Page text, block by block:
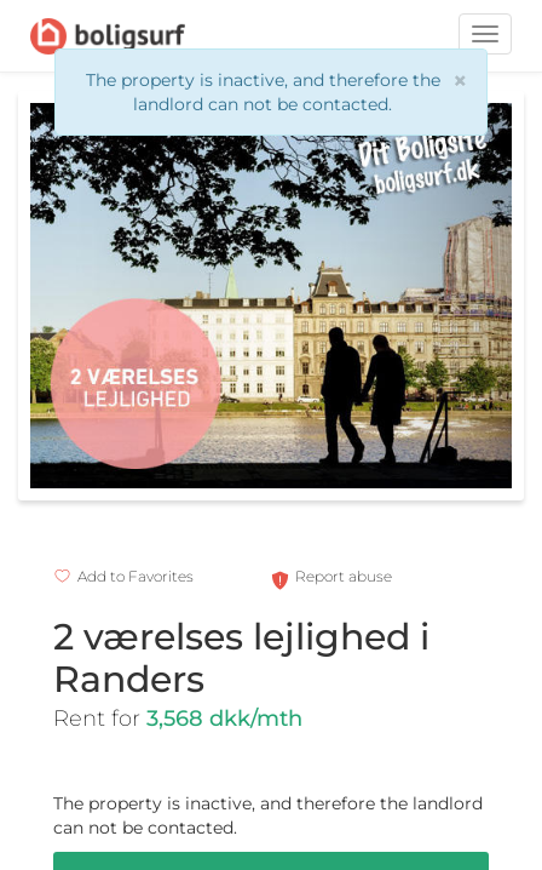
Toggle
×
The property is inactive, and therefore the
landlord can not be contacted.
Add to Favorites Report abuse
2 værelses lejlighed i
Randers
Rent for 3,568 dkk/mth
The property is inactive, and therefore the landlord
can not be contacted.